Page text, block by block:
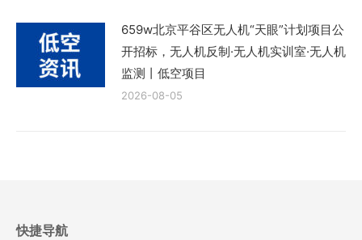
659w北京平谷区无人机“天眼”计划项目公
开招标，无人机反制·无人机实训室·无人机
监测丨低空项目
2026-08-05
快捷导航